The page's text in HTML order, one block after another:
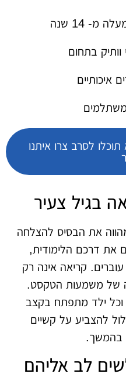
מ- 14 שנה
וותיק בתחום
איכותיים
לסרב צרו איתנו
בגיל צעיר
את הבסיס להצלחה
את דרכם הלימודית,
קריאה אינה רק
של משמעות הטקסט.
ילד מתפתח בקצב
להצביע על קשיים
בהמשך.
לב אליהם